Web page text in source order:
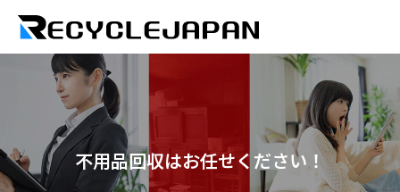
不用品回収はお任せください！